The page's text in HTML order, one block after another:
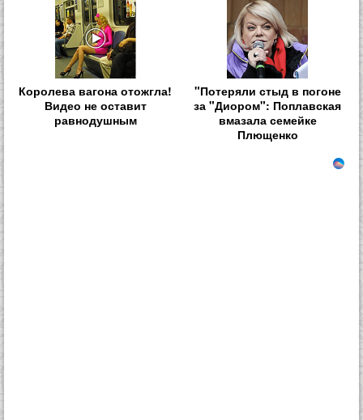
Королева вагона отожгла!
Видео не оставит
равнодушным
"Потеряли стыд в погоне
за "Диором": Поплавская
вмазала семейке
Плющенко